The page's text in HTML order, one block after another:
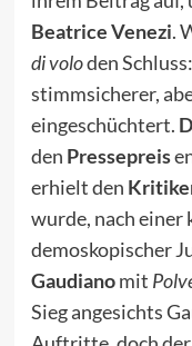
Beatrice Venezi.
di voloden
stimmsicherer,
eingeschüchtert.
den Pressepreis
erhielt den
wurde, nach
demoskopischer
Gaudianomit
Sieg angesichts